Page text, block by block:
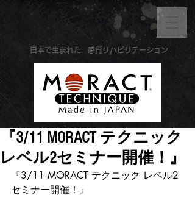
感覚リハビリテーション
​日本で生まれた
『3/11 MORACT テクニック
レベル2セミナー開催！』
『3/11 MORACT テクニック レベル2
セミナー開催！』